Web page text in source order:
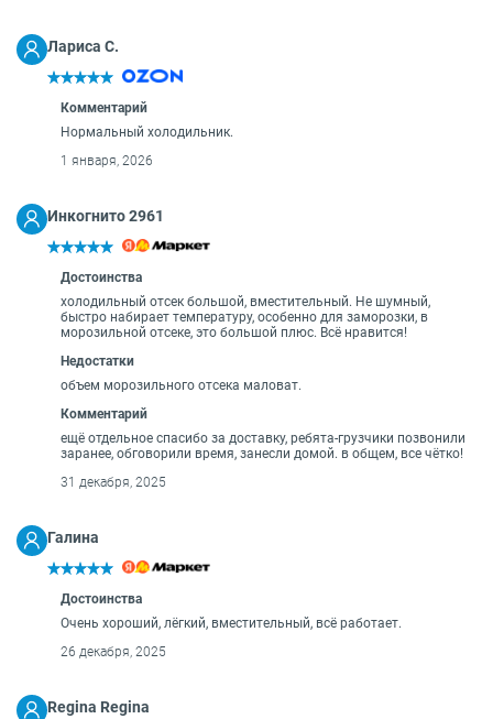
О бренде
Технологии
Сервис
Вопрос-ответ
Библиотека
8 800 3333 887
Лариса С.
Комментарий
Нормальный холодильник.
1 января, 2026
Инкогнито 2961
Достоинства
холодильный отсек большой, вместительный. Не шумный,
быстро набирает температуру, особенно для заморозки, в
морозильной отсеке, это большой плюс. Всё нравится!
Недостатки
объем морозильного отсека маловат.
Комментарий
ещё отдельное спасибо за доставку, ребята-грузчики позвонили
заранее, обговорили время, занесли домой. в общем, все чётко!
31 декабря, 2025
Галина
Достоинства
Очень хороший, лёгкий, вместительный, всё работает.
26 декабря, 2025
Regina Regina